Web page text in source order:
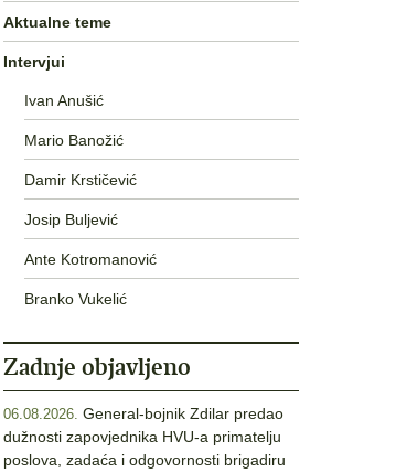
Aktualne teme
Intervjui
Ivan Anušić
Mario Banožić
Damir Krstičević
Josip Buljević
Ante Kotromanović
Branko Vukelić
Zadnje objavljeno
06.08.2026. General-bojnik Zdilar predao
dužnosti zapovjednika HVU-a primatelju
poslova, zadaća i odgovornosti brigadiru